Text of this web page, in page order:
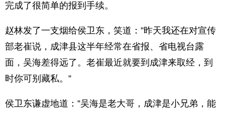
完成了很简单的报到手续。
赵林发了一支烟给侯卫东，笑道：”昨天我还在对宣传
部老崔说，成津县这半年经常在省报、省电视台露
面，吴海差得远了。老崔最近就要到成津来取经，到
时你可别藏私。”
侯卫东谦虚地道：”吴海是老大哥，成津是小兄弟，能